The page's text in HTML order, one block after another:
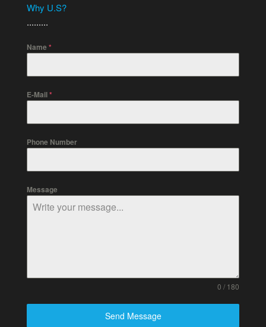
Why U.S?
.........
Name *
E-Mail*
Phone Number
Message
0 / 180
Send Message